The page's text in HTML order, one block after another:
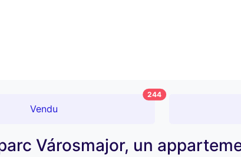
Vendu
244
Városmajor, un